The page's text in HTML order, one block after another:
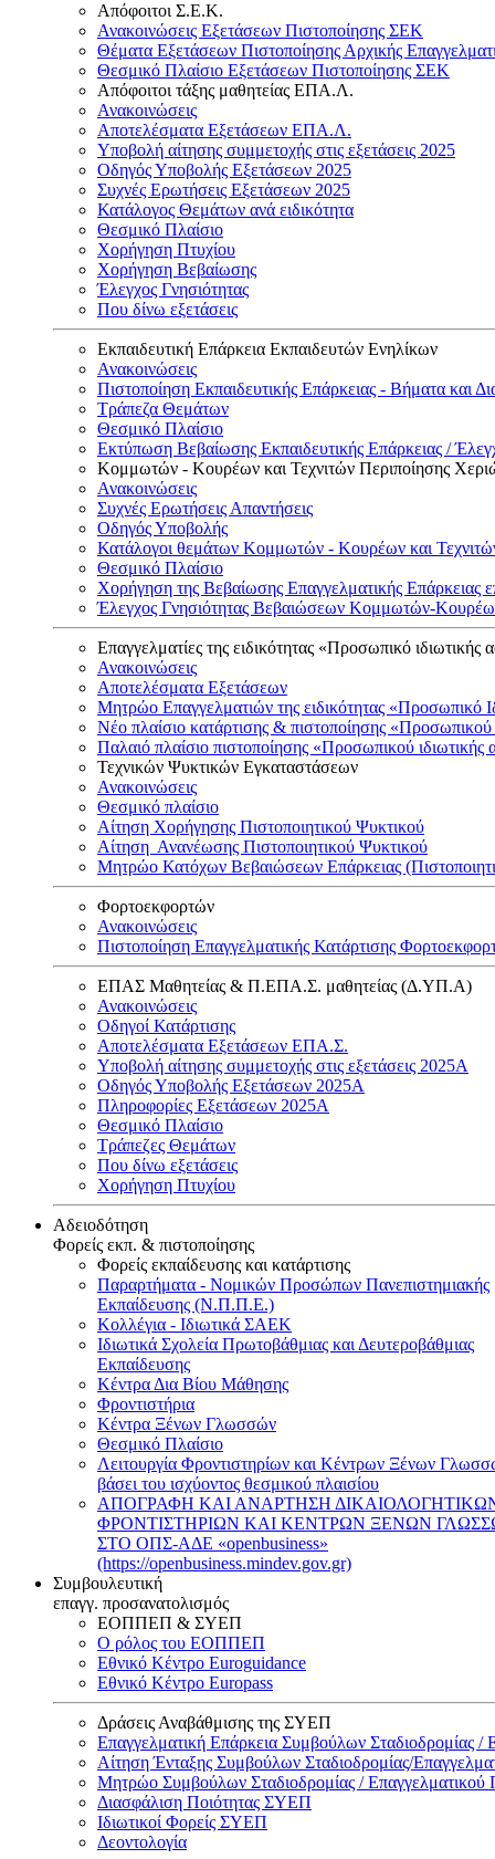
Απόφοιτοι Σ.Ε.Κ.
Ανακοινώσεις Εξετάσεων Πιστοποίησης ΣΕΚ
Θέματα Εξετάσεων Πιστοποίησης Αρχικής
Θεσμικό Πλαίσιο Εξετάσεων Πιστοποίησης ΣΕΚ
Απόφοιτοι τάξης μαθητείας ΕΠΑ.Λ.
Ανακοινώσεις
Αποτελέσματα Εξετάσεων ΕΠΑ.Λ.
Υποβολή αίτησης συμμετοχής στις εξετάσεις 2025
Οδηγός Υποβολής Εξετάσεων 2025
Συχνές Ερωτήσεις Εξετάσεων 2025
Κατάλογος Θεμάτων ανά ειδικότητα
Θεσμικό Πλαίσιο
Χορήγηση Πτυχίου
Χορήγηση Βεβαίωσης
Έλεγχος Γνησιότητας
Που δίνω εξετάσεις
Εκπαιδευτική Επάρκεια Εκπαιδευτών Ενηλίκων
Ανακοινώσεις
Πιστοποίηση Εκπαιδευτικής Επάρκειας - Βήματα και
Τράπεζα Θεμάτων
Θεσμικό Πλαίσιο
Εκτύπωση Βεβαίωσης Εκπαιδευτικής Επάρκειας /
Κομμωτών - Κουρέων και Τεχνιτών Περιποίησης
Ανακοινώσεις
Συχνές Ερωτήσεις Απαντήσεις
Οδηγός Υποβολής
Κατάλογοι θεμάτων Κομμωτών - Κουρέων και
Θεσμικό Πλαίσιο
Χορήγηση της Βεβαίωσης Επαγγελματικής
Έλεγχος Γνησιότητας Βεβαιώσεων Κομμωτών-
Επαγγελματίες της ειδικότητας «Προσωπικό ιδιωτικής
Ανακοινώσεις
Αποτελέσματα Εξετάσεων
Μητρώο Επαγγελματιών της ειδικότητας «Προσωπικό
Νέο πλαίσιο κατάρτισης & πιστοποίησης «Προσωπικού
Παλαιό πλαίσιο πιστοποίησης «Προσωπικού
Τεχνικών Ψυκτικών Εγκαταστάσεων
Ανακοινώσεις
Θεσμικό πλαίσιο
Αίτηση Χορήγησης Πιστοποιητικού Ψυκτικού
Αίτηση Ανανέωσης Πιστοποιητικού Ψυκτικού
Μητρώο Κατόχων Βεβαιώσεων Επάρκειας
Φορτοεκφορτών
Ανακοινώσεις
Πιστοποίηση Επαγγελματικής Κατάρτισης
ΕΠΑΣ Μαθητείας & Π.ΕΠΑ.Σ. μαθητείας (Δ.ΥΠ.Α)
Ανακοινώσεις
Oδηγοί Κατάρτισης
Αποτελέσματα Εξετάσεων ΕΠΑ.Σ.
Υποβολή αίτησης συμμετοχής στις εξετάσεις 2025Α
Οδηγός Υποβολής Εξετάσεων 2025A
Πληροφορίες Εξετάσεων 2025Α
Θεσμικό Πλαίσιο
Τράπεζες Θεμάτων
Που δίνω εξετάσεις
Χορήγηση Πτυχίου
Αδειοδότηση
Φορείς εκπ. & πιστοποίησης
Φορείς εκπαίδευσης και κατάρτισης
Παραρτήματα - Νομικών Προσώπων Πανεπιστημιακής
Εκπαίδευσης (Ν.Π.Π.Ε.)
Κολλέγια - Ιδιωτικά ΣΑΕΚ
Ιδιωτικά Σχολεία Πρωτοβάθμιας και Δευτεροβάθμιας
Εκπαίδευσης
Κέντρα Δια Βίου Μάθησης
Φροντιστήρια
Κέντρα Ξένων Γλωσσών
Θεσμικό Πλαίσιο
Λειτουργία Φροντιστηρίων και Κέντρων Ξένων
βάσει του ισχύοντος θεσμικού πλαισίου
ΑΠΟΓΡΑΦΗ ΚΑΙ ΑΝΑΡΤΗΣΗ
ΦΡΟΝΤΙΣΤΗΡΙΩΝ ΚΑΙ ΚΕΝΤΡΩΝ ΞΕΝΩΝ
ΣΤΟ ΟΠΣ-ΑΔΕ «openbusiness»
(https://openbusiness.mindev.gov.gr)
Συμβουλευτική
επαγγ. προσανατολισμός
ΕΟΠΠΕΠ & ΣΥΕΠ
Ο ρόλος του ΕΟΠΠΕΠ
Εθνικό Κέντρο Euroguidance
Εθνικό Κέντρο Europass
Δράσεις Αναβάθμισης της ΣΥΕΠ
Επαγγελματική Επάρκεια Συμβούλων Σταδιοδρομίας /
Αίτηση Ένταξης Συμβούλων Σταδιοδρομίας/
Μητρώο Συμβούλων Σταδιοδρομίας / Επαγγελματικού
Διασφάλιση Ποιότητας ΣΥΕΠ
Ιδιωτικοί Φορείς ΣΥΕΠ
Δεοντολογία